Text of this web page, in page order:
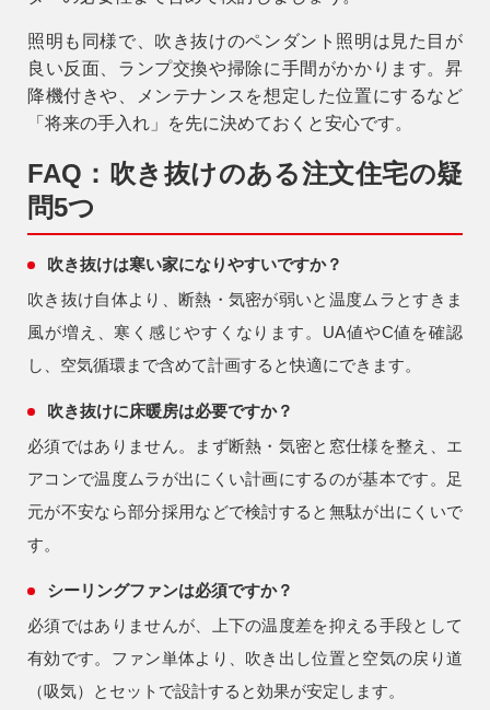
照明も同様で、吹き抜けのペンダント照明は見た目が
良い反面、ランプ交換や掃除に手間がかかります。昇
降機付きや、メンテナンスを想定した位置にするなど
「将来の手入れ」を先に決めておくと安心です。
FAQ：吹き抜けのある注文住宅の疑
問5つ
吹き抜けは寒い家になりやすいですか？
吹き抜け自体より、断熱・気密が弱いと温度ムラとすきま
風が増え、寒く感じやすくなります。UA値やC値を確認
し、空気循環まで含めて計画すると快適にできます。
吹き抜けに床暖房は必要ですか？
必須ではありません。まず断熱・気密と窓仕様を整え、エ
アコンで温度ムラが出にくい計画にするのが基本です。足
元が不安なら部分採用などで検討すると無駄が出にくいで
す。
シーリングファンは必須ですか？
必須ではありませんが、上下の温度差を抑える手段として
有効です。ファン単体より、吹き出し位置と空気の戻り道
（吸気）とセットで設計すると効果が安定します。